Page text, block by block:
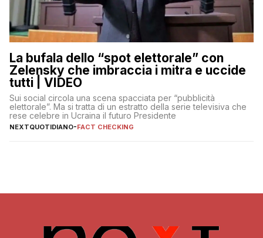
La bufala dello “spot elettorale” con
Zelensky che imbraccia i mitra e uccide
tutti | VIDEO
Sui social circola una scena spacciata per “pubblicità
elettorale”. Ma si tratta di un estratto della serie televisiva che
rese celebre in Ucraina il futuro Presidente
NEXTQUOTIDIANO-FACT CHECKING